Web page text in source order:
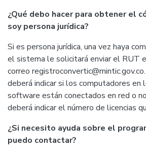
¿Qué debo hacer para obtener el
soy persona jurídica?
Si es persona jurídica, una vez haya
el sistema le solicitará enviar el RUT
correo registroconvertic@mintic.gov.co
deberá indicar si los computadores en
software están conectados en red o
deberá indicar el número de licencias
¿Si necesito ayuda sobre el
puedo contactar?